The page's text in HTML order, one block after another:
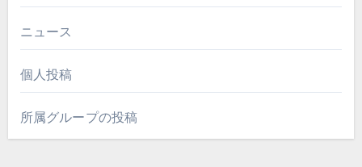
ニュース
個人投稿
所属グループの投稿